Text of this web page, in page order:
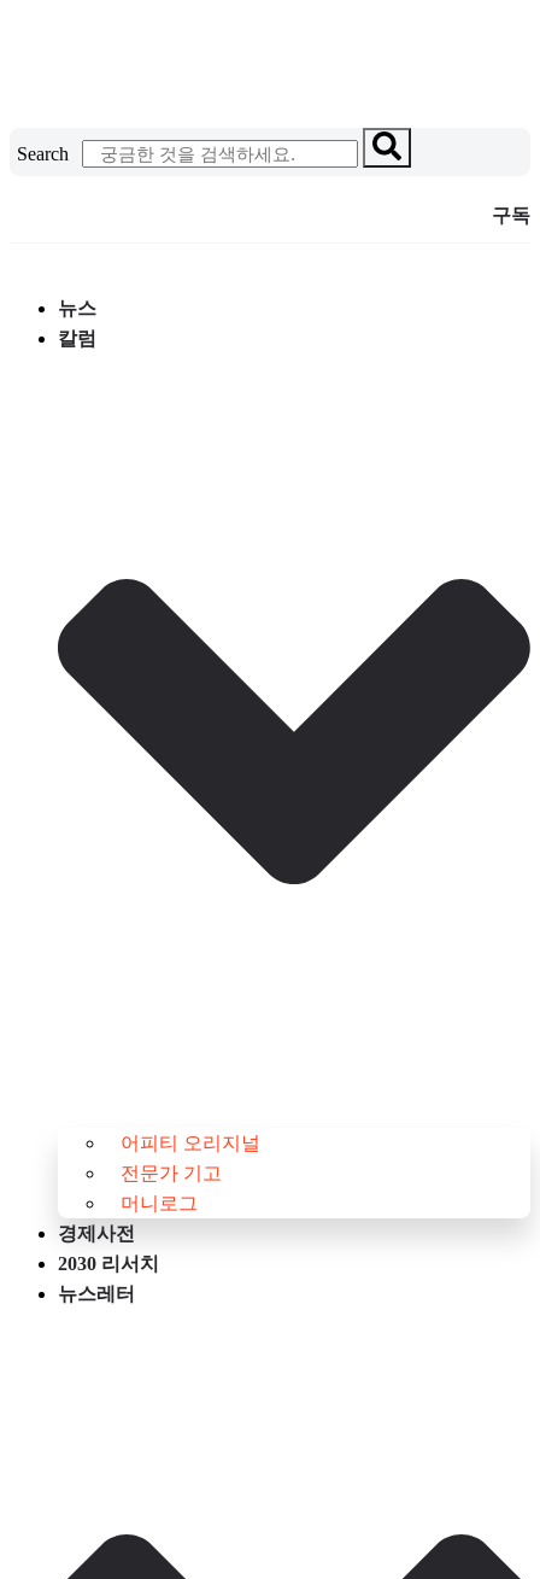
건
Search
구독
뉴스
칼럼
어피티 오리지널
전문가 기고
머니로그
경제사전
2030 리서치
뉴스레터